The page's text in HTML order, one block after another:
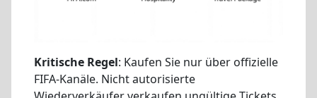
Kritische Regel: Kaufen Sie nur über offizielle
FIFA-Kanäle. Nicht autorisierte